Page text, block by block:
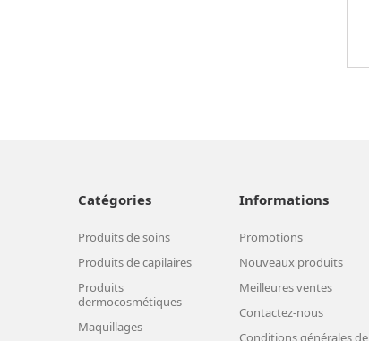
Catégories
Produits de soins
Produits de capilaires
Produits
dermocosmétiques
Maquillages
Informations
Promotions
Nouveaux produits
Meilleures ventes
Contactez-nous
Conditions générales de